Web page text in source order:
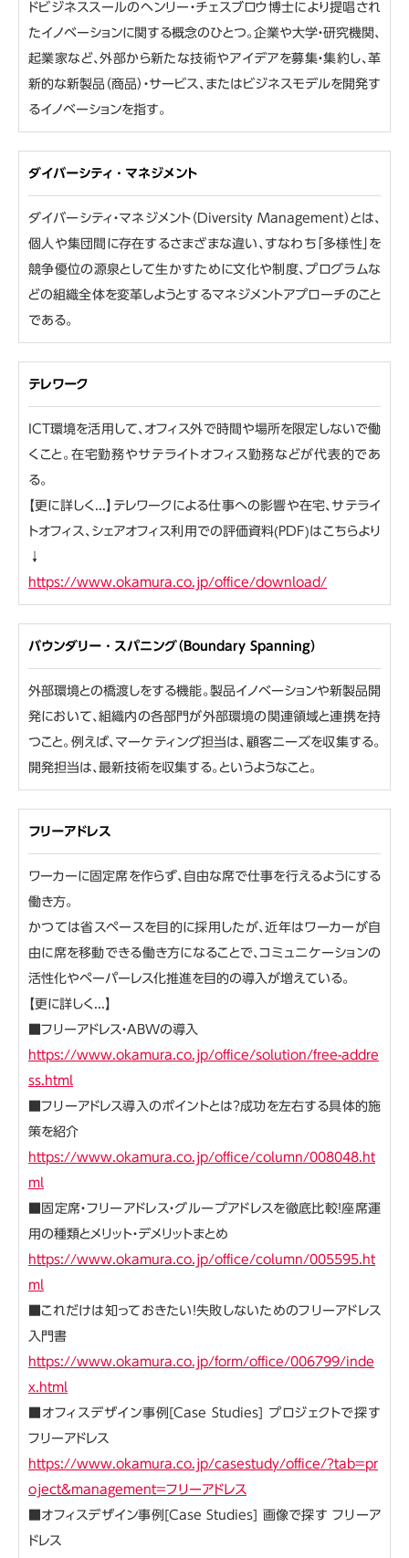
ドビジネススールのヘンリー・チェスブロウ博士により提唱され
たイノベーションに関する概念のひとつ。企業や大学・研究機関、
起業家など、外部から新たな技術やアイデアを募集・集約し、革
新的な新製品（商品）・サービス、またはビジネスモデルを開発す
るイノベーションを指す。
ダイバーシティ・マネジメント
ダイバーシティ・マネジメント（Diversity Management）とは、
個人や集団間に存在するさまざまな違い、すなわち「多様性」を
競争優位の源泉として生かすために文化や制度、プログラムな
どの組織全体を変革しようとするマネジメントアプローチのこと
である。
テレワーク
ICT環境を活用して、オフィス外で時間や場所を限定しないで働
くこと。在宅勤務やサテライトオフィス勤務などが代表的であ
る。
【更に詳しく...】テレワークによる仕事への影響や在宅、サテライ
トオフィス、シェアオフィス利用での評価資料(PDF)はこちらより
↓
https://www.okamura.co.jp/office/download/
バウンダリー・スパニング（Boundary Spanning）
外部環境との橋渡しをする機能。製品イノベーションや新製品開
発において、組織内の各部門が外部環境の関連領域と連携を持
つこと。例えば、マーケティング担当は、顧客ニーズを収集する。
開発担当は、最新技術を収集する。というようなこと。
フリーアドレス
ワーカーに固定席を作らず、自由な席で仕事を行えるようにする
働き方。
かつては省スペースを目的に採用したが、近年はワーカーが自
由に席を移動できる働き方になることで、コミュニケーションの
活性化やペーパーレス化推進を目的の導入が増えている。
【更に詳しく...】
■フリーアドレス・ABWの導入
https://www.okamura.co.jp/office/solution/free-addre
ss.html
■フリーアドレス導入のポイントとは？成功を左右する具体的施
策を紹介
https://www.okamura.co.jp/office/column/008048.ht
ml
■固定席・フリーアドレス・グループアドレスを徹底比較！座席運
用の種類とメリット・デメリットまとめ
https://www.okamura.co.jp/office/column/005595.ht
ml
■これだけは知っておきたい！失敗しないためのフリーアドレス
入門書
https://www.okamura.co.jp/form/office/006799/inde
x.html
■オフィスデザイン事例[Case Studies] プロジェクトで探す
フリーアドレス
https://www.okamura.co.jp/casestudy/office/?tab=pr
oject&management=フリーアドレス
■オフィスデザイン事例[Case Studies] 画像で探す フリーア
ドレス